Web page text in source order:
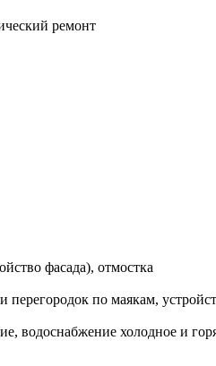
ремонт
фасада), отмостка
перегородок по маякам,
водоснабжение холодное и